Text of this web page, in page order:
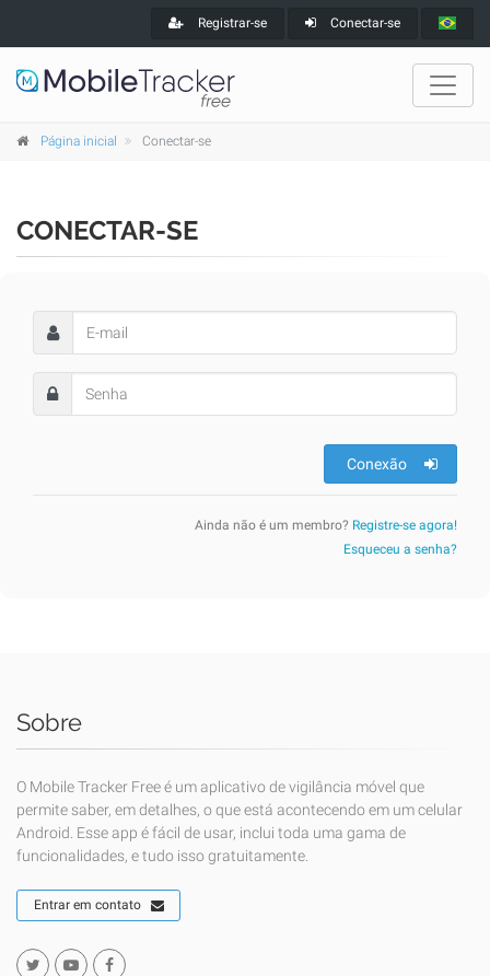
Registrar-se Conectar-se
Página inicial Conectar-se
CONECTAR-SE
Conexão
Ainda não é um membro? Registre-se agora!
Esqueceu a senha?
Sobre
O Mobile Tracker Free é um aplicativo de vigilância móvel que
permite saber, em detalhes, o que está acontecendo em um celular
Android. Esse app é fácil de usar, inclui toda uma gama de
funcionalidades, e tudo isso gratuitamente.
Entrar em contato